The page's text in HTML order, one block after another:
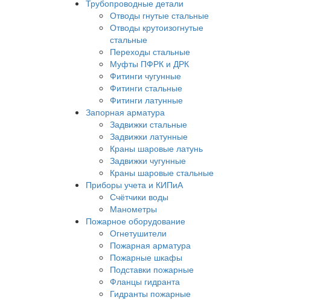
Трубопроводные детали
Отводы гнутые стальные
Отводы крутоизогнутые
стальные
Переходы стальные
Муфты ПФРК и ДРК
Фитинги чугунные
Фитинги стальные
Фитинги латунные
Запорная арматура
Задвижки стальные
Задвижки латунные
Краны шаровые латунь
Задвижки чугунные
Краны шаровые стальные
Приборы учета и КИПиА
Счётчики воды
Манометры
Пожарное оборудование
Огнетушители
Пожарная арматура
Пожарные шкафы
Подставки пожарные
Фланцы гидранта
Гидранты пожарные